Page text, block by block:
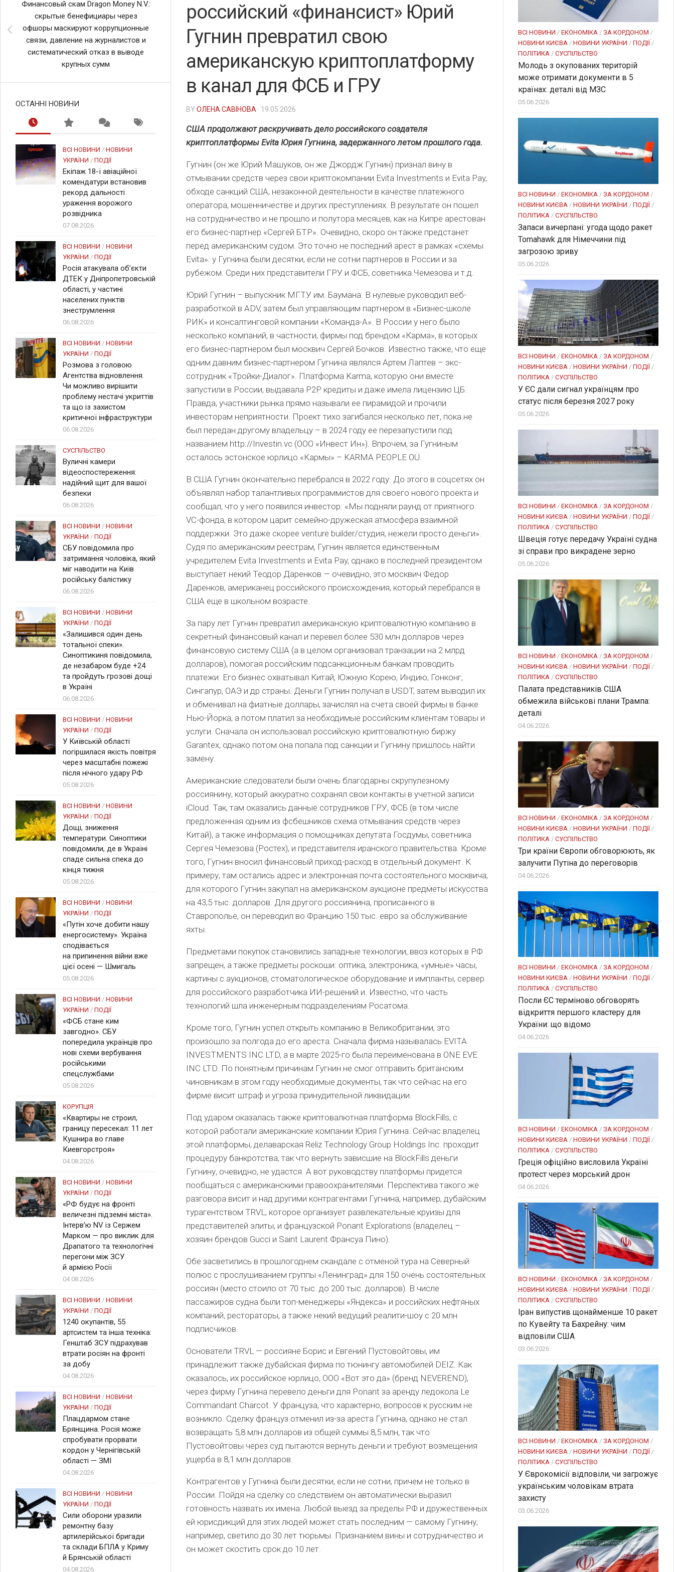
российский «финансист» Юрий
Гугнин превратил свою
американскую криптоплатформу
в канал для ФСБ и ГРУ
BY ОЛЕНА САВІНОВА · 19.05.2026
США продолжают раскручивать дело российского создателя
криптоплатформы Evita Юрия Гугнина, задержанного летом прошлого года.
Гугнин (он же Юрий Машуков, он же Джордж Гугнин) признал вину в
отмывании средств через свои криптокомпании Evita Investments и Evita Pay,
обходе санкций США, незаконной деятельности в качестве платежного
оператора, мошенничестве и других преступлениях. В результате он пошел
на сотрудничество и не прошло и полутора месяцев, как на Кипре арестован
его бизнес-партнер «Сергей БТР». Очевидно, скоро он также предстанет
перед американским судом. Это точно не последний арест в рамках «схемы
Evita»: у Гугнина были десятки, если не сотни партнеров в России и за
рубежом. Среди них представители ГРУ и ФСБ, советника Чемезова и т.д.
Юрий Гугнин – выпускник МГТУ им. Баумана. В нулевые руководил веб-
разработкой в ADV, затем был управляющим партнером в «Бизнес-школе
РИК» и консалтинговой компании «Команда-А». В России у него было
несколько компаний, в частности, фирмы под брендом «Карма», в которых
его бизнес-партнером был москвич Сергей Бочков. Известно также, что еще
одним давним бизнес-партнером Гугнина являлся Артем Лаптев – экс-
сотрудник «Тройки-Диалог». Платформа Karma, которую они вместе
запустили в России, выдавала P2P кредиты и даже имела лицензию ЦБ.
Правда, участники рынка прямо называли ее пирамидой и прочили
инвесторам неприятности. Проект тихо загибался несколько лет, пока не
был передан другому владельцу – в 2024 году ее перезапустили под
названием http://Investin.vc (ООО «Инвест Ин»). Впрочем, за Гугниным
осталось эстонское юрлицо «Кармы» – KARMA PEOPLE OÜ.
В США Гугнин окончательно перебрался в 2022 году. До этого в соцсетях он
объявлял набор талантливых программистов для своего нового проекта и
сообщал, что у него появился инвестор: «Мы подняли раунд от приятного
VC-фонда, в котором царит семейно-дружеская атмосфера взаимной
поддержки. Это даже скорее venture builder/студия, нежели просто деньги».
Судя по американским реестрам, Гугнин является единственным
учредителем Evita Investments и Evita Pay, однако в последней президентом
выступает некий Теодор Даренков — очевидно, это москвич Федор
Даренков, американец российского происхождения, который перебрался в
США еще в школьном возрасте.
За пару лет Гугнин превратил американскую криптовалютную компанию в
секретный финансовый канал и перевел более 530 млн долларов через
финансовую систему США (а в целом организовал транзации на 2 млрд
долларов), помогая российским подсанкционным банкам проводить
платежи. Его бизнес охватывал Китай, Южную Корею, Индию, Гонконг,
Сингапур, ОАЭ и др страны. Деньги Гугнин получал в USDT, затем выводил их
и обменивал на фиатные доллары, зачислял на счета своей фирмы в банке
Нью-Йорка, а потом платил за необходимые российским клиентам товары и
услуги. Сначала он использовал российскую криптовалютную биржу
Garantex, однако потом она попала под санкции и Гугнину пришлось найти
замену.
Американские следователи были очень благодарны скрупулезному
россиянину, который аккуратно сохранял свои контакты в учетной записи
iCloud. Так, там оказались данные сотрудников ГРУ, ФСБ (в том числе
предложенная одним из фсбешников схема отмывания средств через
Китай), а также информация о помощниках депутата Госдумы, советника
Сергея Чемезова (Ростех), и представителя иранского правительства. Кроме
того, Гугнин вносил финансовый приход-расход в отдельный документ. К
примеру, там остались адрес и электронная почта состоятельного москвича,
для которого Гугнин закупал на американском аукционе предметы искусства
на 43,5 тыс. долларов. Для другого россиянина, прописанного в
Ставрополье, он переводил во Францию 150 тыс. евро за обслуживание
яхты.
Предметами покупок становились западные технологии, ввоз которых в РФ
запрещен, а также предметы роскоши: оптика, электроника, «умные» часы,
картины с аукционов, стоматологическое оборудование и импланты, сервер
для российского разработчика ИИ-решений и. Известно, что часть
технологий шла инженерным подразделениям Росатома.
Кроме того, Гугнин успел открыть компанию в Великобритании, это
произошло за полгода до его ареста. Сначала фирма называлась EVITA
INVESTMENTS INC LTD, а в марте 2025-го была переименована в ONE EVE
INC LTD. По понятным причинам Гугнин не смог отправить британским
чиновникам в этом году необходимые документы, так что сейчас на его
фирме висит штраф и угроза принудительной ликвидации.
Под ударом оказалась также криптовалютная платформа BlockFills, с
которой работали американские компании Юрия Гугнина. Сейчас владелец
этой платформы, делаварская Reliz Technology Group Holdings Inc. проходит
процедуру банкротства, так что вернуть зависшие на BlockFills деньги
Гугнину, очевидно, не удастся. А вот руководству платформы придется
пообщаться с американскими правоохранителями. Перспектива такого же
разговора висит и над другими контрагентами Гугнина, например, дубайским
турагентством TRVL, которое организует развлекательные круизы для
представителей элиты, и французской Ponant Explorations (владелец –
хозяин брендов Gucci и Saint Laurent Франсуа Пино).
Обе засветились в прошлогоднем скандале с отменой тура на Северный
полюс с прослушиванием группы «Ленинград» для 150 очень состоятельных
россиян (место стоило от 70 тыс. до 200 тыс. долларов). В числе
пассажиров судна были топ-менеджеры «Яндекса» и российских нефтяных
компаний, рестораторы, а также некий ведущий реалити-шоу с 20 млн
подписчиков.
Основатели TRVL — россияне Борис и Евгений Пустовойтовы, им
принадлежит также дубайская фирма по тюнингу автомобилей DEIZ. Как
оказалось, их российское юрлицо, ООО «Вот это да» (бренд NEVEREND),
через фирму Гугнина перевело деньги для Ponant за аренду ледокола Le
Commandant Charcot. У француза, что характерно, вопросов к русским не
возникло. Сделку француз отменил из-за ареста Гугнина, однако не стал
возвращать 5,8 млн долларов из общей суммы 8,5 млн, так что
Пустовойтовы через суд пытаются вернуть деньги и требуют возмещения
ущерба в 8,1 млн долларов.
Контрагентов у Гугнина были десятки, если не сотни, причем не только в
России. Пойдя на сделку со следствием он автоматически выразил
готовность назвать их имена. Любой выезд за пределы РФ и дружественных
ей юрисдикций для этих людей может стать последним — самому Гугнину,
например, светило до 30 лет тюрьмы. Признанием вины и сотрудничество и
он может скостить срок до 10 лет.
Финансовый скам Dragon Money N.V.:
скрытые бенефициары через
офшоры маскируют коррупционные
связи, давление на журналистов и
систематический отказ в выводе
крупных сумм
ОСТАННІ НОВИНИ
ВСІ НОВИНИ / НОВИНИ
УКРАЇНИ / ПОДІЇ
Екіпаж 18-ї авіаційної
комендатури встановив
рекорд дальності
ураження ворожого
розвідника
07.08.2026
ВСІ НОВИНИ / НОВИНИ
УКРАЇНИ / ПОДІЇ
Росія атакувала об’єкти
ДТЕК у Дніпропетровській
області, у частині
населених пунктів
знеструмлення
06.08.2026
ВСІ НОВИНИ / НОВИНИ
УКРАЇНИ / ПОДІЇ
Розмова з головою
Агентства відновлення.
Чи можливо вирішити
проблему нестачі укриттів
та що із захистом
критичної інфраструктури
06.08.2026
СУСПІЛЬСТВО
Вуличні камери
відеоспостереження:
надійний щит для вашої
безпеки
06.08.2026
ВСІ НОВИНИ / НОВИНИ
УКРАЇНИ / ПОДІЇ
СБУ повідомила про
затримання чоловіка, який
міг наводити на Київ
російську балістику
06.08.2026
ВСІ НОВИНИ / НОВИНИ
УКРАЇНИ / ПОДІЇ
«Залишився один день
тотальної спеки».
Синоптикиня повідомила,
де незабаром буде +24
та пройдуть грозові дощі
в Україні
06.08.2026
ВСІ НОВИНИ / НОВИНИ
УКРАЇНИ / ПОДІЇ
У Київській області
погіршилася якість повітря
через масштабні пожежі
після нічного удару РФ
05.08.2026
ВСІ НОВИНИ / НОВИНИ
УКРАЇНИ / ПОДІЇ
Дощі, зниження
температури. Синоптики
повідомили, де в Україні
спаде сильна спека до
кінця тижня
05.08.2026
ВСІ НОВИНИ / НОВИНИ
УКРАЇНИ / ПОДІЇ
«Путін хоче добити нашу
енергосистему». Україна
сподівається
на припинення війни вже
цієї осені — Шмигаль
05.08.2026
ВСІ НОВИНИ / НОВИНИ
УКРАЇНИ / ПОДІЇ
«ФСБ стане ким
завгодно». СБУ
попередила українців про
нові схеми вербування
російськими
спецслужбами
05.08.2026
КОРУПЦІЯ
«Квартиры не строил,
границу пересекал: 11 лет
Кушнира во главе
Киевгорстроя»
04.08.2026
ВСІ НОВИНИ / НОВИНИ
УКРАЇНИ / ПОДІЇ
«РФ будує на фронті
величезні підземні міста».
Інтерв’ю NV із Сержем
Марком — про виклик для
Драпатого та технологічні
перегони між ЗСУ
й армією Росії
04.08.2026
ВСІ НОВИНИ / НОВИНИ
УКРАЇНИ / ПОДІЇ
1240 окупантів, 55
артсистем та інша техніка:
Генштаб ЗСУ підрахував
втрати росіян на фронті
за добу
04.08.2026
ВСІ НОВИНИ / НОВИНИ
УКРАЇНИ / ПОДІЇ
Плацдармом стане
Брянщина. Росія може
спробувати прорвати
кордон у Чернігівській
області — ЗМІ
04.08.2026
ВСІ НОВИНИ / НОВИНИ
УКРАЇНИ / ПОДІЇ
Сили оборони уразили
ремонтну базу
артилерійської бригади
та склади БПЛА у Криму
й Брянській області
04.08.2026
ВСІ НОВИНИ / ЕКОНОМІКА / ЗА КОРДОНОМ /
НОВИНИ КИЄВА / НОВИНИ УКРАЇНИ / ПОДІЇ /
ПОЛІТИКА / СУСПІЛЬСТВО
Молодь з окупованих територій
може отримати документи в 5
країнах: деталі від МЗС
05.06.2026
ВСІ НОВИНИ / ЕКОНОМІКА / ЗА КОРДОНОМ /
НОВИНИ КИЄВА / НОВИНИ УКРАЇНИ / ПОДІЇ /
ПОЛІТИКА / СУСПІЛЬСТВО
Запаси вичерпані: угода щодо ракет
Tomahawk для Німеччини під
загрозою зриву
05.06.2026
ВСІ НОВИНИ / ЕКОНОМІКА / ЗА КОРДОНОМ /
НОВИНИ КИЄВА / НОВИНИ УКРАЇНИ / ПОДІЇ /
ПОЛІТИКА / СУСПІЛЬСТВО
У ЄС дали сигнал українцям про
статус після березня 2027 року
05.06.2026
ВСІ НОВИНИ / ЕКОНОМІКА / ЗА КОРДОНОМ /
НОВИНИ КИЄВА / НОВИНИ УКРАЇНИ / ПОДІЇ/
ПОЛІТИКА / СУСПІЛЬСТВО
Швеція готує передачу Україні судна
зі справи про викрадене зерно
05.06.2026
ВСІ НОВИНИ / ЕКОНОМІКА / ЗА КОРДОНОМ /
НОВИНИ КИЄВА / НОВИНИ УКРАЇНИ / ПОДІЇ/
ПОЛІТИКА / СУСПІЛЬСТВО
Палата представників США
обмежила військові плани Трампа:
деталі
04.06.2026
ВСІ НОВИНИ / ЕКОНОМІКА / ЗА КОРДОНОМ /
НОВИНИ КИЄВА / НОВИНИ УКРАЇНИ / ПОДІЇ/
ПОЛІТИКА / СУСПІЛЬСТВО
Три країни Європи обговорюють, як
залучити Путіна до переговорів
04.06.2026
ВСІ НОВИНИ / ЕКОНОМІКА / ЗА КОРДОНОМ /
НОВИНИ КИЄВА / НОВИНИ УКРАЇНИ / ПОДІЇ /
ПОЛІТИКА / СУСПІЛЬСТВО
Посли ЄC терміново обговорять
відкриття першого кластеру для
України: що відомо
04.06.2026
ВСІ НОВИНИ / ЕКОНОМІКА / ЗА КОРДОНОМ /
НОВИНИ КИЄВА / НОВИНИ УКРАЇНИ / ПОДІЇ /
ПОЛІТИКА / СУСПІЛЬСТВО
Греція офіційно висловила Україні
протест через морський дрон
04.06.2026
ВСІ НОВИНИ / ЕКОНОМІКА / ЗА КОРДОНОМ /
НОВИНИ КИЄВА / НОВИНИ УКРАЇНИ / ПОДІЇ /
ПОЛІТИКА / СУСПІЛЬСТВО
Іран випустив щонайменше 10 ракет
по Кувейту та Бахрейну: чим
відповіли США
03.06.2026
ВСІ НОВИНИ / ЕКОНОМІКА / ЗА КОРДОНОМ /
НОВИНИ КИЄВА / НОВИНИ УКРАЇНИ / ПОДІЇ /
ПОЛІТИКА / СУСПІЛЬСТВО
У Єврокомісії відповіли, чи загрожує
українським чоловікам втрата
захисту
03.06.2026